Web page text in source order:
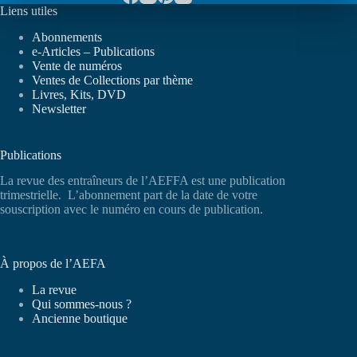
Liens utiles
Abonnements
e-Articles – Publications
Vente de numéros
Ventes de Collections par thème
Livres, Kits, DVD
Newsletter
Publications
La revue des entraîneurs de l’AEFFA est une publication
trimestrielle. L’abonnement part de la date de votre
souscription avec le numéro en cours de publication.
À propos de l’AEFA
La revue
Qui sommes-nous ?
Ancienne boutique